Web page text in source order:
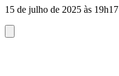
15 de julho de 2025 às 19h17